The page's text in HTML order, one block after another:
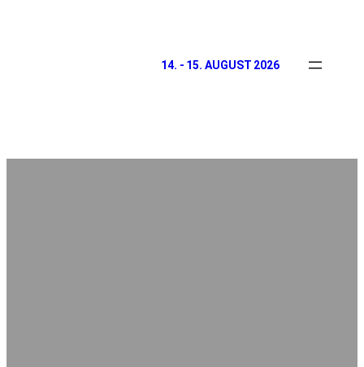
14. - 15. AUGUST 2026